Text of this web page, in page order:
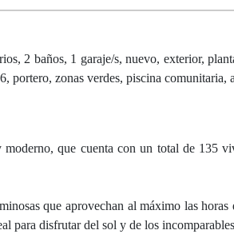
2 baños, 1 garaje/s, nuevo, exterior,
portero, zonas verdes, piscina
que cuenta con un total de 135
que aprovechan al máximo las
para disfrutar del sol y de los